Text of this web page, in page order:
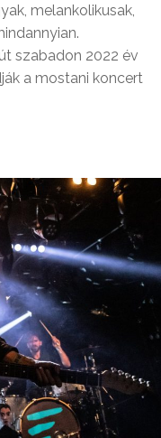
melankolikusak,
szabadon 2022 év
a mostani koncert